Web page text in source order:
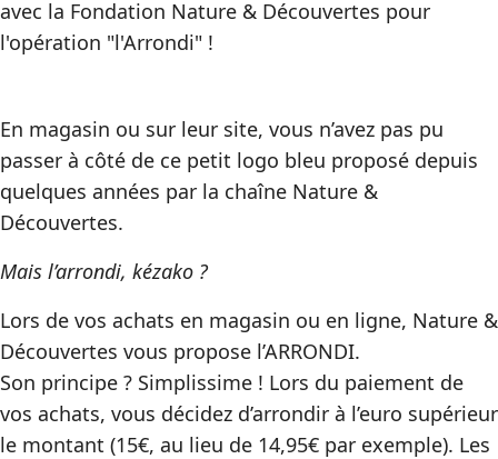
avec la Fondation Nature & Découvertes pour
l'opération "l'Arrondi" !
En magasin ou sur leur site, vous n’avez pas pu
passer à côté de ce petit logo bleu proposé depuis
quelques années par la chaîne Nature &
Découvertes.
Mais l’arrondi, kézako ?
Lors de vos achats en magasin ou en ligne, Nature &
Découvertes vous propose l’ARRONDI.
Son principe ? Simplissime ! Lors du paiement de
vos achats, vous décidez d’arrondir à l’euro supérieur
le montant (15€, au lieu de 14,95€ par exemple). Les